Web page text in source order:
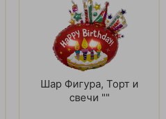
Шар Фигура, Торт и
свечи ""